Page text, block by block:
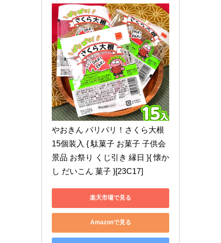
やおきん パリパリ！さくら大根
15個装入 { 駄菓子 お菓子 子供会
景品 お祭り くじ引き 縁日 }{ 懐か
し だいこん 菓子 }[23C17]
楽天市場で見る
Amazonで見る